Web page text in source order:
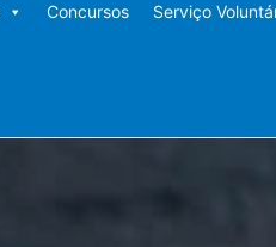
Concursos Serviço